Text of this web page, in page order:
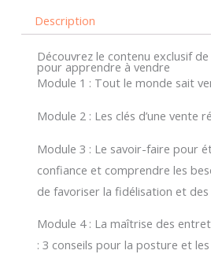
vendre
formation
collective
Description
Découvrez le contenu exclusif
pour apprendre à vendre
Module 1 : Tout le monde sait
Module 2 : Les clés d’une vente
Module 3 : Le savoir-faire pour
confiance et comprendre les
de favoriser la fidélisation et
Module 4 : La maîtrise des
: 3 conseils pour la posture et